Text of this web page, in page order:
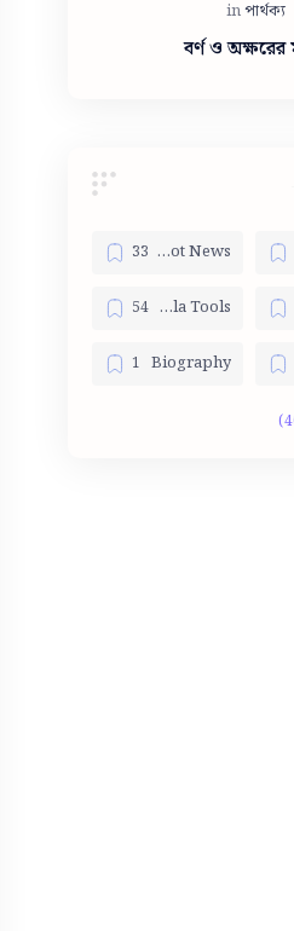
বর্ণ ও অক্ষরের
Bangla Hot News
Bangla Tools
Biography